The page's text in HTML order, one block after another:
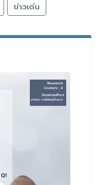
ข่าวเด่น